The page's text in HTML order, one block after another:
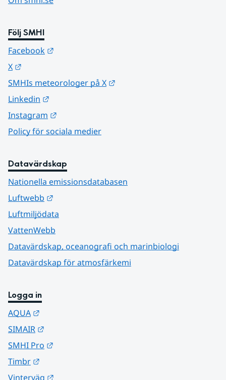
Följ SMHI
Facebook
X
SMHIs meteorologer på X
Linkedin
Instagram
Policy för sociala medier
Datavärdskap
Nationella emissionsdatabasen
Luftwebb
Luftmiljödata
VattenWebb
Datavärdskap, oceanografi och marinbiologi
Datavärdskap för atmosfärkemi
Logga in
AQUA
SIMAIR
SMHI Pro
Timbr
Vinterväg